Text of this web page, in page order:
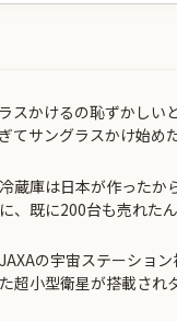
スかけるの恥ずかしい
てサングラスかけ始め
冷蔵庫は日本が作った
、既に200台も売れた
の宇宙ステーショ
超小型衛星が搭載され